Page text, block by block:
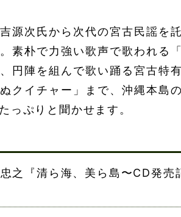
源次氏から次代の宮古民謡を
素朴で力強い歌声で歌われる
円陣を組んで歌い踊る宮古特
クイチャー」まで、沖縄本島
っぷりと聞かせます。
之『清ら海、美ら島〜CD発売